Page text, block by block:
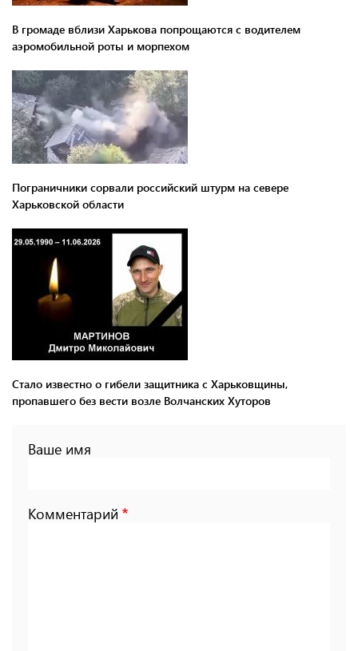
В громаде вблизи Харькова попрощаются с водителем
аэромобильной роты и морпехом
Пограничники сорвали российский штурм на севере
Харьковской области
Стало известно о гибели защитника с Харьковщины,
пропавшего без вести возле Волчанских Хуторов
Ваше имя
Комментарий